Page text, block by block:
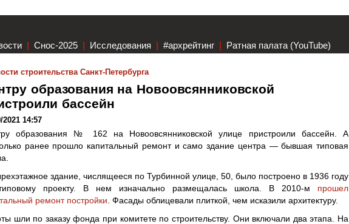
| Снос-2025 | Исследования | #архрейтинг | Ратная палата (YouTube)
строительства Санкт-Петербурга
образования на Новоовсянниковской
бассейн
2021 14:57
образования № 162 на Новоовсянниковской улице пристроили бассейн. А
ранее прошло капитальный ремонт и само здание центра — бывшая типовая
здание, числящееся по Турбинной улице, 50, было построено в 1936 году
проекту. В нем изначально размещалась школа. В 2010-м прошел
ремонт постройки . Фасады облицевали плиткой, чем исказили архитектуру.
шли по заказу фонда при комитете по строительству. Они включали два этапа. На